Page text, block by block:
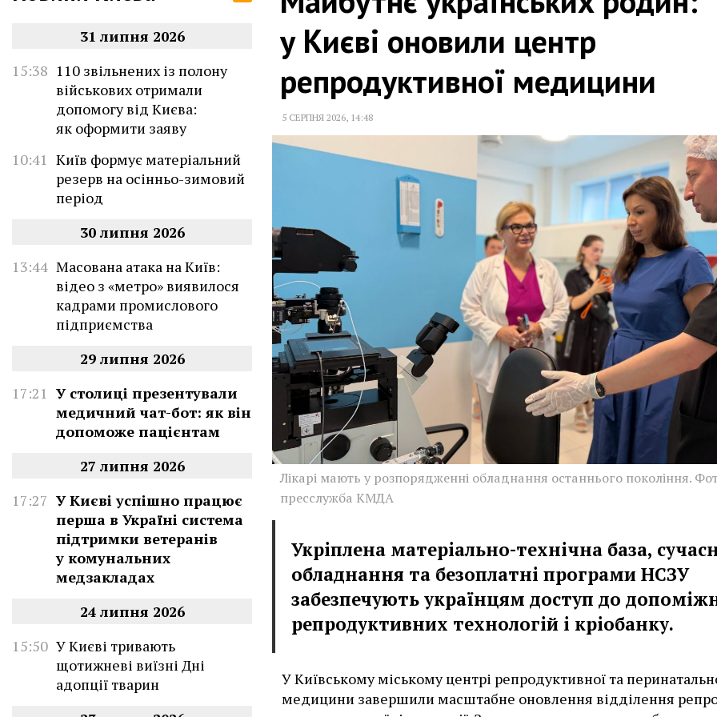
31 липня 2026
15:38 110 звільнених із полону
військових отримали
допомогу від Києва:
як оформити заяву
10:41 Київ формує матеріальний
резерв на осінньо-зимовий
період
30 липня 2026
13:44 Масована атака на Київ:
відео з «метро» виявилося
кадрами промислового
підприємства
29 липня 2026
17:21 У столиці презентували
медичний чат-бот: як він
допоможе пацієнтам
27 липня 2026
17:27 У Києві успішно працює
перша в Україні система
підтримки ветеранів
у комунальних
медзакладах
24 липня 2026
15:50 У Києві тривають
щотижневі виїзні Дні
адопції тварин
у Києві оновили центр
репродуктивної медицини
5 СЕРПНЯ 2026, 14:48
Лікарі мають у розпорядженні обладнання останнього покоління.
пресслужба КМДА
Укріплена матеріально-технічна база,
обладнання та безоплатні програми НСЗУ
забезпечують українцям доступ до
репродуктивних технологій і кріобанку.
У Київському міському центрі репродуктивної та
медицини завершили масштабне оновлення відділення